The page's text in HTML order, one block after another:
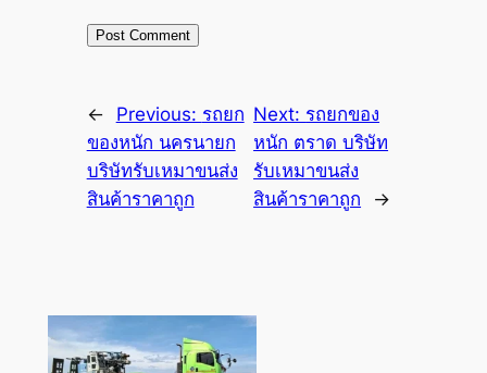
← Previous: รถยก
ของหนัก นครนายก
บริษัทรับเหมาขนส่ง
สินค้าราคาถูก
Next: รถยกของ
หนัก ตราด บริษัท
รับเหมาขนส่ง
สินค้าราคาถูก
→